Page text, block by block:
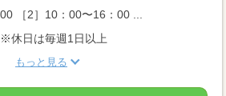
［2］10：00〜16：00 ...
休日は毎週1日以上
もっと見る